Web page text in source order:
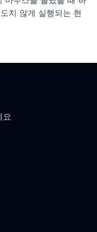
치 않게 실행되는 현
요